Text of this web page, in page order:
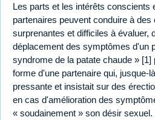
Les parts et les intérêts conscients
partenaires peuvent conduire à des
surprenantes et difficiles à évaluer,
déplacement des symptômes d'un
syndrome de la patate chaude » [1]
forme d'une partenaire qui, jusque-
pressante et insistait sur des
en cas d'amélioration des
« soudainement » son désir